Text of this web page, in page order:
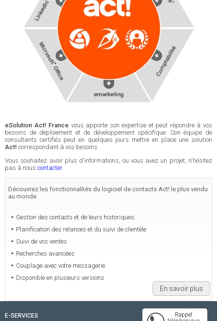
eSolution Act! France vous apporte son expertise et peut répondre à vos
besoins de déploiement et de développement spécifique. Son équipe de
consultants certifiés peut en quelques jours mettre en place une solution
Act! correspondant à vos besoins.
Vous souhaitez avoir plus d'informations, ou vous avez un projet, n'hésitez
pas à nous contacter.
Découvrez les fonctionnalités du logiciel de contacts Act! le plus vendu
au monde.
Gestion des contacts et de leurs historiques.
Planification des relances et du suivi de clientèle
Suivi de vos ventes
Recherches avancées
Couplage avec votre messagerie
Disponible en plusieurs versions
En savoir plus
Rappel
E-SERVICES